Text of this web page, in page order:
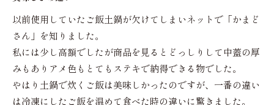
以前使用していたご飯土鍋が欠けてしまいネットで「かまど
さん」を知りました。
私には少し高額でしたが商品を見るとどっしりして中蓋の厚
みもありアメ色もとてもステキで納得できる物でした。
やはり土鍋で炊くご飯は美味しかったのですが、一番の違い
は冷凍にしたご飯を温めて食べた時の違いに驚きました。